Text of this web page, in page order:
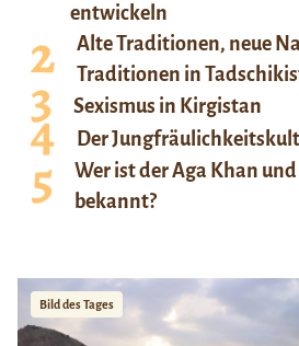
entwickeln
Alte Traditionen, neue
Traditionen in
Sexismus in Kirgistan
Der
Wer ist der Aga Khan
bekannt?
Bild des Tages